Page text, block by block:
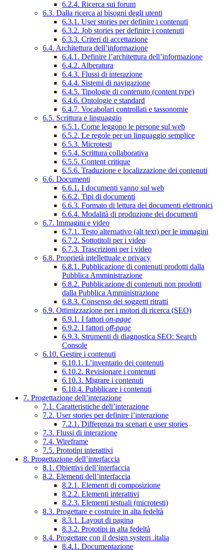
6.2.4. Ricerca sui forum
6.3. Dalla ricerca ai bisogni degli utenti
6.3.1. User stories per definire i contenuti
6.3.2. Job stories per definire i contenuti
6.3.3. Criteri di accettazione
6.4. Architettura dell’informazione
6.4.1. Definire l’architettura dell’informazione
6.4.2. Alberatura
6.4.3. Flussi di interazione
6.4.4. Sistemi di navigazione
6.4.5. Tipologie di contenuto (content type)
6.4.6. Ontologie e standard
6.4.7. Vocabolari controllati e tassonomie
6.5. Scrittura e linguaggio
6.5.1. Come leggono le persone sul web
6.5.2. Le regole per un linguaggio semplice
6.5.3. Microtesti
6.5.4. Scrittura collaborativa
6.5.5. Content critique
6.5.6. Traduzione e localizzazione dei contenuti
6.6. Documenti
6.6.1. I documenti vanno sul web
6.6.2. Tipi di documenti
6.6.3. Formato di lettura dei documenti elettronici
6.6.4. Modalità di produzione dei documenti
6.7. Immagini e video
6.7.1. Testo alternativo (alt text) per le immagini
6.7.2. Sottotitoli per i video
6.7.3. Trascrizioni per i video
6.8. Proprietà intellettuale e privacy
6.8.1. Pubblicazione di contenuti prodotti dalla
Pubblica Amministrazione
6.8.2. Pubblicazione di contenuti non prodotti
dalla Pubblica Amministrazione
6.8.3. Consenso dei soggetti ritratti
6.9. Ottimizzazione per i motori di ricerca (SEO)
6.9.1. I fattori on-page
6.9.2. I fattori off-page
6.9.3. Strumenti di diagnostica SEO: Search
Console
6.10. Gestire i contenuti
6.10.1. L’inventario dei contenuti
6.10.2. Revisionare i contenuti
6.10.3. Migrare i contenuti
6.10.4. Pubblicare i contenuti
7. Progettazione dell’interazione
7.1. Caratteristiche dell’interazione
7.2. User stories per definire l’interazione
7.2.1. Differenza tra scenari e user stories
7.3. Flussi di interazione
7.4. Wireframe
7.5. Prototipi interattivi
8. Progettazione dell’interfaccia
8.1. Obiettivi dell’interfaccia
8.2. Elementi dell’interfaccia
8.2.1. Elementi di composizione
8.2.2. Elementi interattivi
8.2.3. Elementi testuali (microtesti)
8.3. Progettare e costruire in alta fedeltà
8.3.1. Layout di pagina
8.3.2. Prototipi in alta fedeltà
8.4. Progettare con il design system .italia
8.4.1. Documentazione